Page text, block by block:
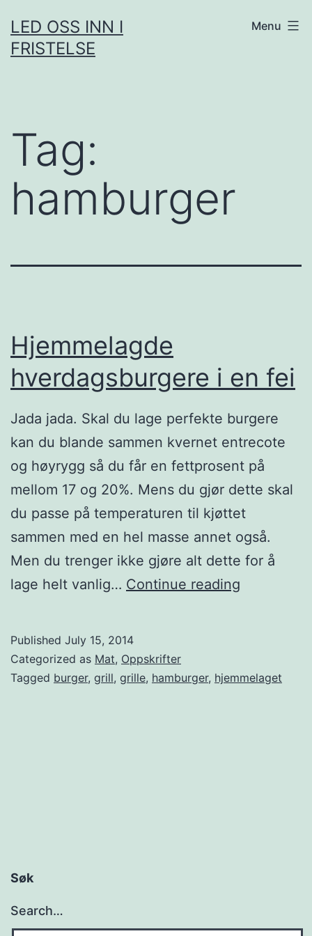
to
content
LED OSS INN I
FRISTELSE
Menu
Tag:
hamburger
Hjemmelagde
hverdagsburgere i en fei
Jada jada. Skal du lage perfekte burgere
kan du blande sammen kvernet entrecote
og høyrygg så du får en fettprosent på
mellom 17 og 20%. Mens du gjør dette skal
du passe på temperaturen til kjøttet
sammen med en hel masse annet også.
Men du trenger ikke gjøre alt dette for å
lage helt vanlig… Continue reading
m
Published July 15, 2014
Categorized as Mat, Oppskrifter
Tagged burger, grill, grille, hamburger, hjemmelaget
Søk
Search…